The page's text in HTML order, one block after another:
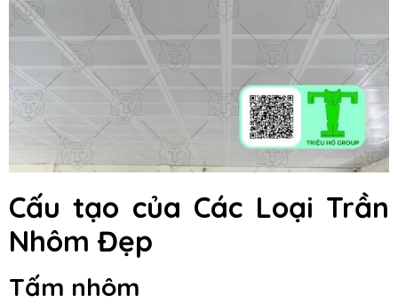
Cấu tạo của Các Loại Trần
Nhôm Đẹp
Tấm nhôm